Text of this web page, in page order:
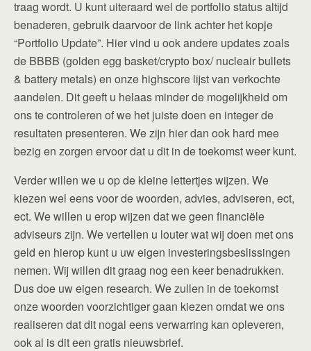
traag wordt. U kunt uiteraard wel de portfolio status altijd
benaderen, gebruik daarvoor de link achter het kopje
“Portfolio Update”. Hier vind u ook andere updates zoals
de BBBB (golden egg basket/crypto box/ nucleair bullets
& battery metals) en onze highscore lijst van verkochte
aandelen. Dit geeft u helaas minder de mogelijkheid om
ons te controleren of we het juiste doen en integer de
resultaten presenteren. We zijn hier dan ook hard mee
bezig en zorgen ervoor dat u dit in de toekomst weer kunt.
Verder willen we u op de kleine lettertjes wijzen. We
kiezen wel eens voor de woorden, advies, adviseren, ect,
ect. We willen u erop wijzen dat we geen financiële
adviseurs zijn. We vertellen u louter wat wij doen met ons
geld en hierop kunt u uw eigen investeringsbeslissingen
nemen. Wij willen dit graag nog een keer benadrukken.
Dus doe uw eigen research. We zullen in de toekomst
onze woorden voorzichtiger gaan kiezen omdat we ons
realiseren dat dit nogal eens verwarring kan opleveren,
ook al is dit een gratis nieuwsbrief.